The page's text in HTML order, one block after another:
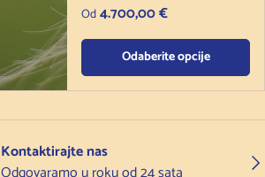
Redovna cijena
Od4.700,00 €
Odaberite opcije
Kontaktirajte nas